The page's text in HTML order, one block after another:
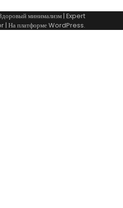
минимализм| Expert
| На платформеWordPress.